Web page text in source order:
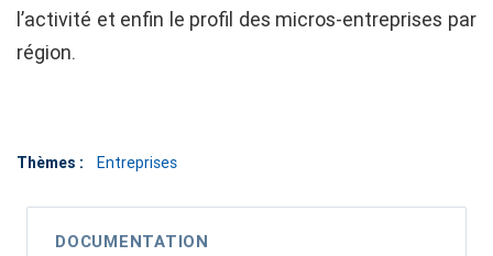
l’activité et enfin le profil des micros-entreprises par
région.
Thèmes : Entreprises
DOCUMENTATION